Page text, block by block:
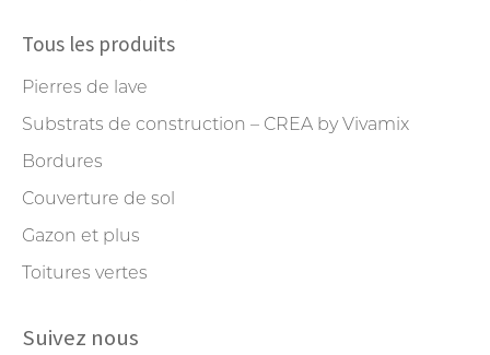
Tous les produits
Pierres de lave
Substrats de construction – CREA by Vivamix
Bordures
Couverture de sol
Gazon et plus
Toitures vertes
Suivez nous